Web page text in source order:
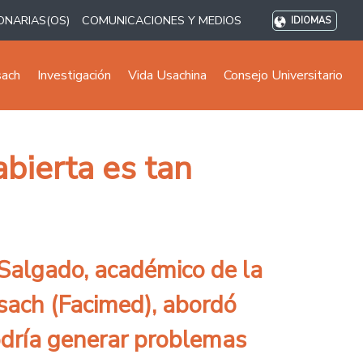
COMUNICACIONES Y MEDIOS IDIOMAS
Investigación Vida Usachina Consejo Universitario
es tan
académico de la
(Facimed), abordó
generar problemas